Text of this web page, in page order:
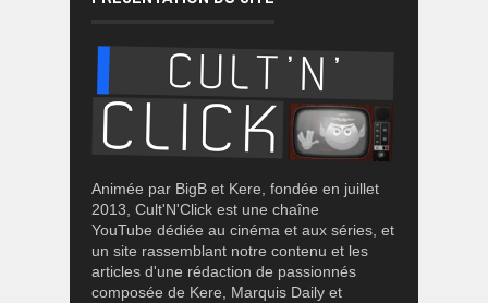
Animée par BigB et Kere, fondée en juillet
2013, Cult'N'Click est une chaîne
YouTube dédiée au cinéma et aux séries, et
un site rassemblant notre contenu et les
articles d'une rédaction de passionnés
composée de Kere, Marquis Daily et